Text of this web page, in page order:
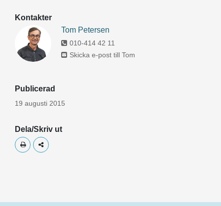
Kontakter
Tom Petersen
010-414 42 11
Skicka e-post till Tom
Publicerad
19 augusti 2015
Dela/Skriv ut
Skriv utDela